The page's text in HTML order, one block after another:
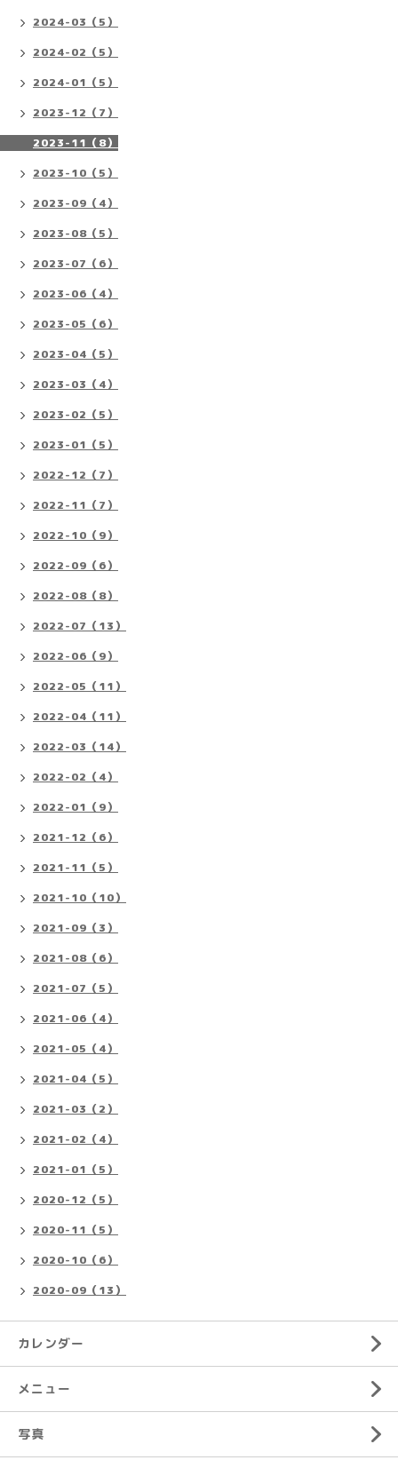
2024-03（5）
2024-02（5）
2024-01（5）
2023-12（7）
2023-11（8）
2023-10（5）
2023-09（4）
2023-08（5）
2023-07（6）
2023-06（4）
2023-05（6）
2023-04（5）
2023-03（4）
2023-02（5）
2023-01（5）
2022-12（7）
2022-11（7）
2022-10（9）
2022-09（6）
2022-08（8）
2022-07（13）
2022-06（9）
2022-05（11）
2022-04（11）
2022-03（14）
2022-02（4）
2022-01（9）
2021-12（6）
2021-11（5）
2021-10（10）
2021-09（3）
2021-08（6）
2021-07（5）
2021-06（4）
2021-05（4）
2021-04（5）
2021-03（2）
2021-02（4）
2021-01（5）
2020-12（5）
2020-11（5）
2020-10（6）
2020-09（13）
カレンダー
メニュー
写真